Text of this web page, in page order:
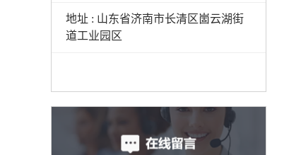
地址 : 山东省济南市长清区崮云湖街
道工业园区